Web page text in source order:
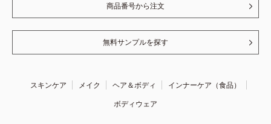
商品番号から注文
無料サンプルを探す
スキンケア メイク ヘア＆ボディ
インナーケア（食品）
ボディウェア